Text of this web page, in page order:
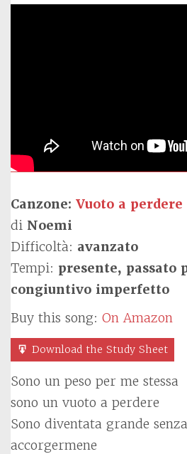
Canzone: Vuoto a perdere
di Noemi
Difficoltà: avanzato
Tempi: presente, passato
congiuntivo imperfetto
Buy this song: On Amazon
Download the Study Sheet
Sono un peso per me stessa
sono un vuoto a perdere
Sono diventata grande
accorgermene